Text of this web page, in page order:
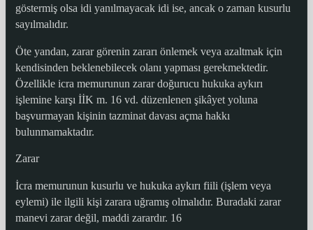
göstermiş olsa idi yanılmayacak idi ise, ancak o zaman kusurlu
sayılmalıdır.
Öte yandan, zarar görenin zararı önlemek veya azaltmak için
kendisinden beklenebilecek olanı yapması gerekmektedir.
Özellikle icra memurunun zarar doğurucu hukuka aykırı
işlemine karşı İİK m. 16 vd. düzenlenen şikâyet yoluna
başvurmayan kişinin tazminat davası açma hakkı
bulunmamaktadır.
Zarar
İcra memurunun kusurlu ve hukuka aykırı fiili (işlem veya
eylemi) ile ilgili kişi zarara uğramış olmalıdır. Buradaki zarar
manevi zarar değil, maddi zarardır. 16